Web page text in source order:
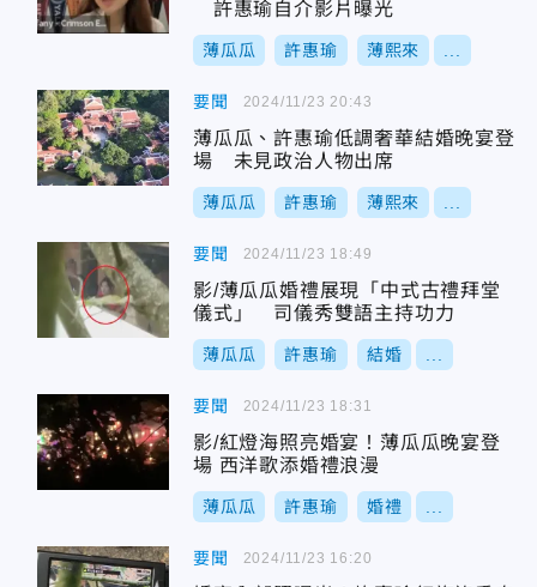
許惠瑜自介影片曝光
薄瓜瓜 許惠瑜 薄熙來
要聞
薄瓜瓜、許惠瑜低調奢華結婚晚宴登
場 未見政治人物出席
薄瓜瓜 許惠瑜 薄熙來
2024/11/23 20:43
要聞
影/薄瓜瓜婚禮展現「中式古禮拜堂
儀式」 司儀秀雙語主持功力
薄瓜瓜 許惠瑜 結婚
2024/11/23 18:49
要聞
影/紅燈海照亮婚宴！薄瓜瓜晚宴登
場 西洋歌添婚禮浪漫
薄瓜瓜 許惠瑜 婚禮
2024/11/23 18:31
要聞 2024/11/23 16:20